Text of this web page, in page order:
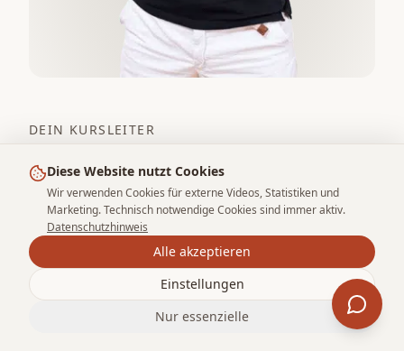
Diese Website nutzt Cookies
Wir verwenden Cookies für externe Videos, Statistiken und
Marketing. Technisch notwendige Cookies sind immer aktiv.
Datenschutzhinweis
Alle akzeptieren
Einstellungen
Nur essenzielle
DEIN KURSLEITER
Expertise, die Vertrauen schafft
Jakob Ohlwerter ist staatlich geprüfter
Physiotherapeut und hat magoody nicht als
Geschäftsidee gegründet – sondern weil er
in seiner täglichen Praxisarbeit immer
wieder dasselbe erlebt hat: Paare, die sich